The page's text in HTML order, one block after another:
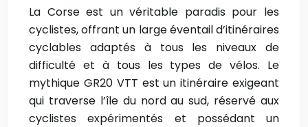
La Corse est un véritable paradis pour les
cyclistes, offrant un large éventail d’itinéraires
cyclables adaptés à tous les niveaux de
difficulté et à tous les types de vélos. Le
mythique GR20 VTT est un itinéraire exigeant
qui traverse l’île du nord au sud, réservé aux
cyclistes expérimentés et possédant un